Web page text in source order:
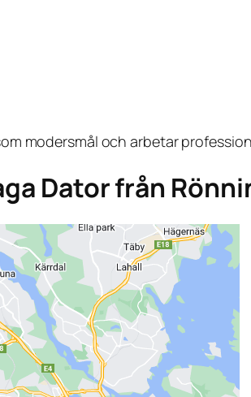
modersmål och arbetar
Dator från